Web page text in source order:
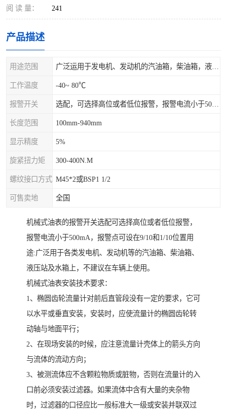
阅 读 量： 241
产品描述
用途范围
工作温度 -40~ 80℃
报警开关
长度范围 100mm-940mm
显示精度 5%
旋紧扭力矩 300-400N.M
螺纹接口方式 M45*2或BSP1 1/2
可售卖地 全国
机械式油表的报警开关选配可选择高位或者低位报警，
报警电流小于500mA，报警点可设在9/10和1/10位置用
途:广泛用于各类发电机、发动机等的汽油箱、柴油箱、
液压站及水箱上，不建议在车辆上使用。
机械式油表安装技术要求：
1、椭圆齿轮流量计对前后直管段没有一定的要求，它可
以水平或垂直安装，安装时，应使流量计的椭圆齿轮转
动轴与地面平行；
2、在现场安装的时候，应注意流量计壳体上的箭头方向
与流体的流动方向；
3、被测流体应不含颗粒物质或脏物，否则在流量计的入
口前必须安装过滤器。如果流体中含有大量的夹杂物
时，过滤器的口径应比一般标准大一级或安装并联双过